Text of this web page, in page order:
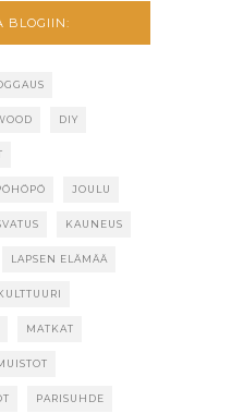
BLOGIIN:
DIY
JOULU
KAUNEUS
LAPSEN ELÄMÄÄ
MATKAT
PARISUHDE